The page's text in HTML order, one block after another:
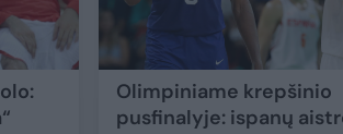
Olimpiniame krepšinio
pusfinalyje: ispanų